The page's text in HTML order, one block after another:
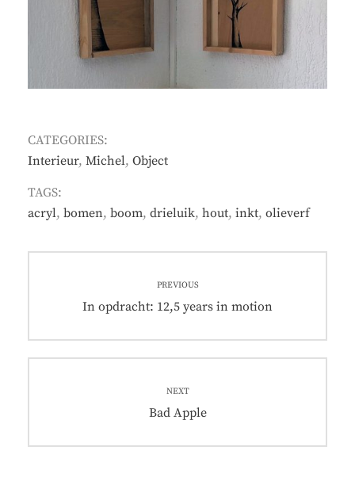
CATEGORIES:
Interieur, Michel, Object
TAGS:
acryl, bomen, boom, drieluik, hout, inkt, olieverf
navigation
PREVIOUS
Previous
In opdracht: 12,5 years in motion
NEXT
Next
Bad Apple